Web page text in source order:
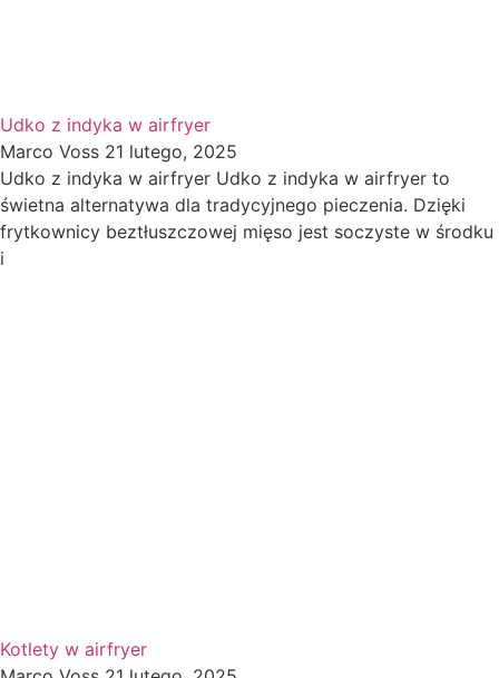
Udko z indyka w airfryer
Marco Voss 21 lutego, 2025
Udko z indyka w airfryer Udko z indyka w airfryer to
świetna alternatywa dla tradycyjnego pieczenia. Dzięki
frytkownicy beztłuszczowej mięso jest soczyste w środku
i
Kotlety w airfryer